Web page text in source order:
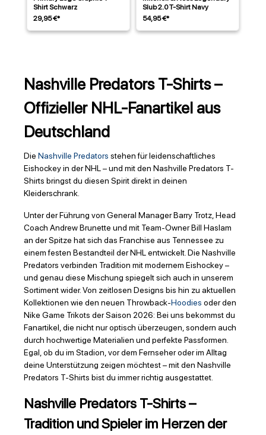
Shirt Schwarz
29,95 €*
Slub 2.0 T-Shirt Navy
54,95 €*
Nashville Predators T-Shirts –
Offizieller NHL-Fanartikel aus
Deutschland
Die Nashville Predators stehen für leidenschaftliches
Eishockey in der NHL – und mit den Nashville Predators T-
Shirts bringst du diesen Spirit direkt in deinen
Kleiderschrank.
Unter der Führung von General Manager Barry Trotz, Head
Coach Andrew Brunette und mit Team-Owner Bill Haslam
an der Spitze hat sich das Franchise aus Tennessee zu
einem festen Bestandteil der NHL entwickelt. Die Nashville
Predators verbinden Tradition mit modernem Eishockey –
und genau diese Mischung spiegelt sich auch in unserem
Sortiment wider. Von zeitlosen Designs bis hin zu aktuellen
Kollektionen wie den neuen Throwback-Hoodies oder den
Nike Game Trikots der Saison 2026: Bei uns bekommst du
Fanartikel, die nicht nur optisch überzeugen, sondern auch
durch hochwertige Materialien und perfekte Passformen.
Egal, ob du im Stadion, vor dem Fernseher oder im Alltag
deine Unterstützung zeigen möchtest – mit den Nashville
Predators T-Shirts bist du immer richtig ausgestattet.
Nashville Predators T-Shirts –
Tradition und Spieler im Herzen der